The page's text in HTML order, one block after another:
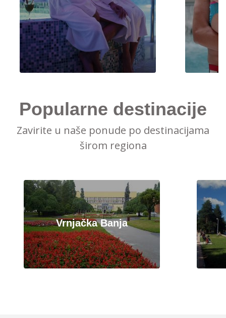
Popularne destinacije
Zavirite u naše ponude po destinacijama
širom regiona
Vrnjačka Banja